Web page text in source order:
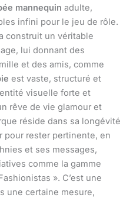
mannequin adulte,
infini pour le jeu de rôle.
construit un véritable
lui donnant des
et des amis, comme
est vaste, structuré et
visuelle forte et
rêve de vie glamour et
réside dans sa longévité
pour rester pertinente, en
et ses messages,
comme la gamme
». C’est une
une certaine mesure,